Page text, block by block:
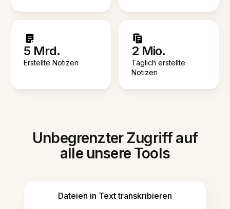
5 Mrd.
Erstellte Notizen
2 Mio.
Täglich erstellte
Notizen
Unbegrenzter Zugriff auf
alle unsere Tools
Dateien in Text transkribieren